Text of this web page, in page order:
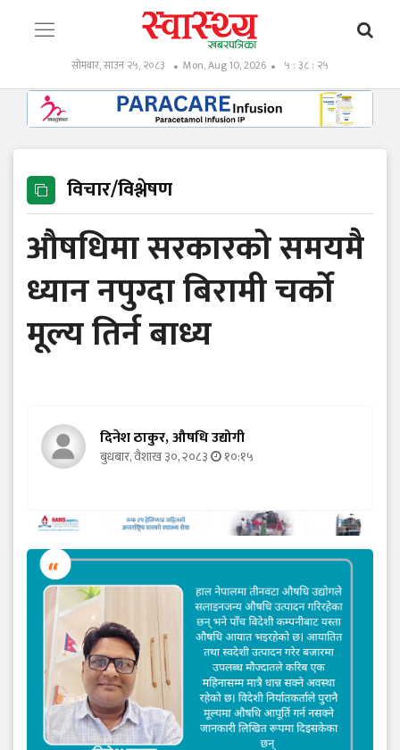
सोमबार, साउन २५, २०८३ Mon, Aug 10, 2026 ५ : ३८ : २६
विचार/विश्लेषण
औषधिमा सरकारको समयमै
ध्यान नपुग्दा बिरामी चर्को
मूल्य तिर्न बाध्य
दिनेश ठाकुर, औषधि उद्योगी
बुधबार, वैशाख ३०, २०८३ १०:१५